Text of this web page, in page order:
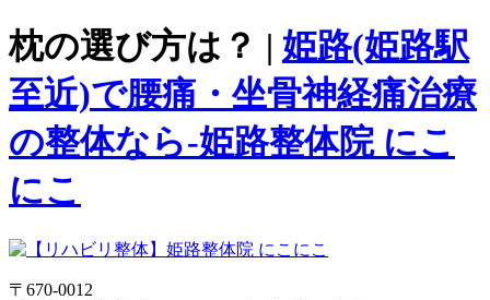
枕の選び方は？ | 姫路(姫路駅
至近)で腰痛・坐骨神経痛治療
の整体なら-姫路整体院 にこ
にこ
〒670-0012